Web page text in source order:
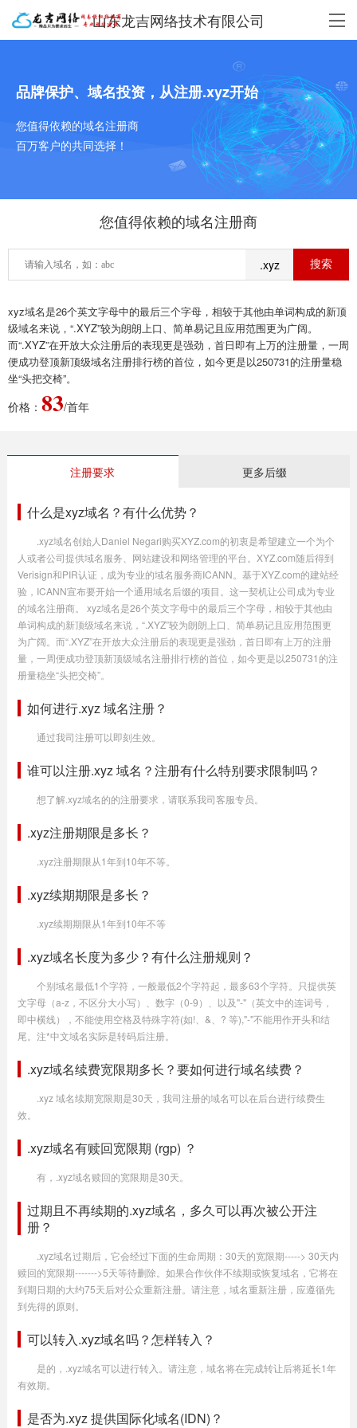
山东龙吉网络技术有限公司
品牌保护、域名投资，从注册.xyz开始
您值得依赖的域名注册商
百万客户的共同选择！
您值得依赖的域名注册商
.xyz
xyz域名是26个英文字母中的最后三个字母，相较于其他由单词构成的新顶
级域名来说，“.XYZ”较为朗朗上口、简单易记且应用范围更为广阔。
而“.XYZ”在开放大众注册后的表现更是强劲，首日即有上万的注册量，一周
便成功登顶新顶级域名注册排行榜的首位，如今更是以250731的注册量稳
坐“头把交椅”。
价格： 83/首年
注册要求 更多后缀
什么是xyz域名？有什么优势？
.xyz域名创始人Daniel Negari购买XYZ.com的初衷是希望建立一个为个
人或者公司提供域名服务、网站建设和网络管理的平台。XYZ.com随后得到
Verisign和PIR认证，成为专业的域名服务商ICANN。基于XYZ.com的建站经
验，ICANN宣布要开始一个通用域名后缀的项目。这一契机让公司成为专业
的域名注册商。 xyz域名是26个英文字母中的最后三个字母，相较于其他由
单词构成的新顶级域名来说，“.XYZ”较为朗朗上口、简单易记且应用范围更
为广阔。而“.XYZ”在开放大众注册后的表现更是强劲，首日即有上万的注册
量，一周便成功登顶新顶级域名注册排行榜的首位，如今更是以250731的注
册量稳坐“头把交椅”。
如何进行.xyz 域名注册？
通过我司注册可以即刻生效。
谁可以注册.xyz 域名？注册有什么特别要求限制吗？
想了解.xyz域名的的注册要求，请联系我司客服专员。
.xyz注册期限是多长？
.xyz注册期限从1年到10年不等。
.xyz续期期限是多长？
.xyz续期期限从1年到10年不等
.xyz域名长度为多少？有什么注册规则？
个别域名最低1个字符，一般最低2个字符起，最多63个字符。只提供英
文字母（a-z，不区分大小写）、数字（0-9）、以及"-"（英文中的连词号，
即中横线），不能使用空格及特殊字符(如!、&、? 等),"-"不能用作开头和结
尾。注*中文域名实际是转码后注册。
.xyz域名续费宽限期多长？要如何进行域名续费？
.xyz 域名续期宽限期是30天，我司注册的域名可以在后台进行续费生
效。
.xyz域名有赎回宽限期 (rgp) ？
有，.xyz域名赎回的宽限期是30天。
过期且不再续期的.xyz域名，多久可以再次被公开注
册？
.xyz域名过期后，它会经过下面的生命周期：30天的宽限期-----> 30天内
赎回的宽限期------->5天等待删除。如果合作伙伴不续期或恢复域名，它将在
到期日期的大约75天后对公众重新注册。请注意，域名重新注册，应遵循先
到先得的原则。
可以转入.xyz域名吗？怎样转入？
是的，.xyz域名可以进行转入。请注意，域名将在完成转让后将延长1年
有效期。
是否为.xyz 提供国际化域名(IDN)？